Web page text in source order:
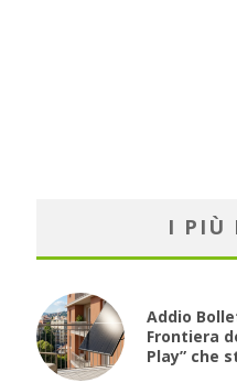
I PIÙ
Addio
Frontiera
Play” che